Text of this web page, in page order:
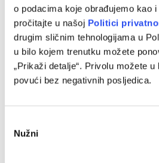
o podacima koje obrađujemo kao
pročitajte u našoj Politici
drugim sličnim tehnologijama u
u bilo kojem trenutku možete
„Prikaži detalje“. Privolu možete
povući bez negativnih posljedica.
Selection
Nužni